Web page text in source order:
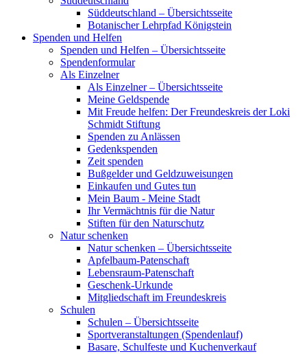
Süddeutschland – Übersichtsseite
Botanischer Lehrpfad Königstein
Spenden und Helfen
Spenden und Helfen – Übersichtsseite
Spendenformular
Als Einzelner
Als Einzelner – Übersichtsseite
Meine Geldspende
Mit Freude helfen: Der Freundeskreis der Loki
Schmidt Stiftung
Spenden zu Anlässen
Gedenkspenden
Zeit spenden
Bußgelder und Geldzuweisungen
Einkaufen und Gutes tun
Mein Baum - Meine Stadt
Ihr Vermächtnis für die Natur
Stiften für den Naturschutz
Natur schenken
Natur schenken – Übersichtsseite
Apfelbaum-Patenschaft
Lebensraum-Patenschaft
Geschenk-Urkunde
Mitgliedschaft im Freundeskreis
Schulen
Schulen – Übersichtsseite
Sportveranstaltungen (Spendenlauf)
Basare, Schulfeste und Kuchenverkauf